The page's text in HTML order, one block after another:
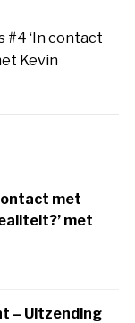
#4 ‘In contact
Kevin
met
met
– Uitzending